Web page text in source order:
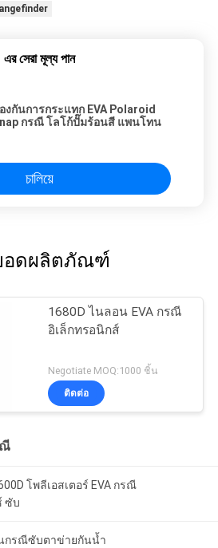
এর সেরা মূল্য পান
งกันการกระแทก EVA Polaroid
กรณี โลโก้ปั๊มร้อนสี แพนโทน
চালিয়ে
อดผลิตภัณฑ์
1680D ไนลอน EVA กรณี
อิเล็กทรอนิกส์
Negotiate MOQ:1000 ชิ้น
ติดต่อ
ณี
โพลีเอสเตอร์ EVA กรณี
ซับ
กรณีซับตาข่ายกันน้ำ